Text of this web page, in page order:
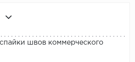
швов коммерческого